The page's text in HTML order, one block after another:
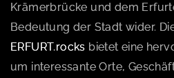
Krämerbrücke und dem
Bedeutung der Stadt wider.
ERFURT.rocks bietet eine
um interessante Orte,